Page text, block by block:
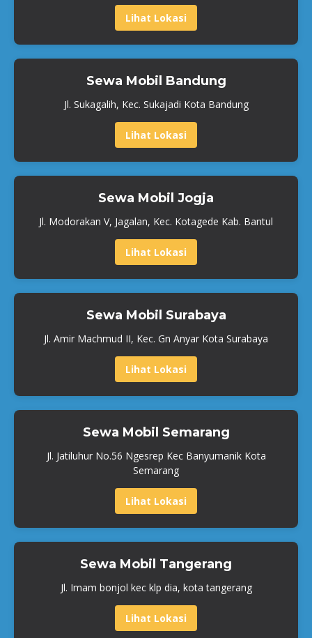
Lihat Lokasi
Sewa Mobil Bandung
Jl. Sukagalih, Kec. Sukajadi Kota Bandung
Lihat Lokasi
Sewa Mobil Jogja
Jl. Modorakan V, Jagalan, Kec. Kotagede Kab. Bantul
Lihat Lokasi
Sewa Mobil Surabaya
Jl. Amir Machmud II, Kec. Gn Anyar Kota Surabaya
Lihat Lokasi
Sewa Mobil Semarang
Jl. Jatiluhur No.56 Ngesrep Kec Banyumanik Kota
Semarang
Lihat Lokasi
Sewa Mobil Tangerang
Jl. Imam bonjol kec klp dia, kota tangerang
Lihat Lokasi